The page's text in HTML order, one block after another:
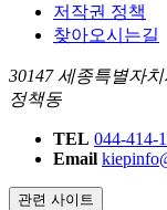
저작권 정책
찾아오시는길
30147 세종특별자
정책동
TEL 044-414-
Email
관련 사이트